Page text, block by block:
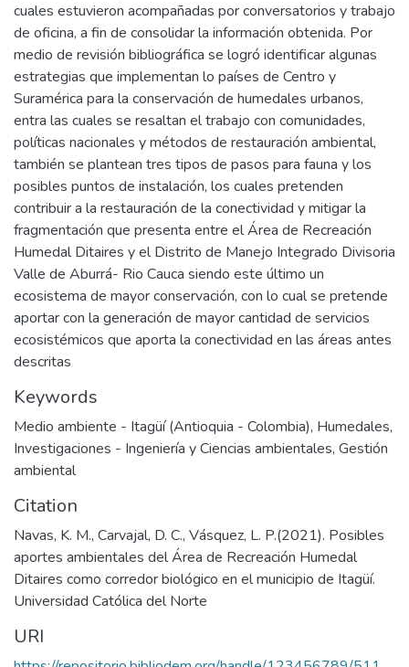
cuales estuvieron acompañadas por conversatorios y trabajo
de oficina, a fin de consolidar la información obtenida. Por
medio de revisión bibliográfica se logró identificar algunas
estrategias que implementan lo países de Centro y
Suramérica para la conservación de humedales urbanos,
entra las cuales se resaltan el trabajo con comunidades,
políticas nacionales y métodos de restauración ambiental,
también se plantean tres tipos de pasos para fauna y los
posibles puntos de instalación, los cuales pretenden
contribuir a la restauración de la conectividad y mitigar la
fragmentación que presenta entre el Área de Recreación
Humedal Ditaires y el Distrito de Manejo Integrado Divisoria
Valle de Aburrá- Rio Cauca siendo este último un
ecosistema de mayor conservación, con lo cual se pretende
aportar con la generación de mayor cantidad de servicios
ecosistémicos que aporta la conectividad en las áreas antes
descritas
Keywords
Medio ambiente - Itagüí (Antioquia - Colombia), Humedales,
Investigaciones - Ingeniería y Ciencias ambientales, Gestión
ambiental
Citation
Navas, K. M., Carvajal, D. C., Vásquez, L. P.(2021). Posibles
aportes ambientales del Área de Recreación Humedal
Ditaires como corredor biológico en el municipio de Itagüí.
Universidad Católica del Norte
URI